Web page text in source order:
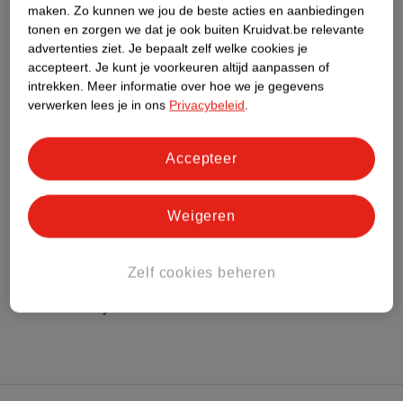
Nature Impact Score
Dit product heeft (nog) geen Nature
Impact Score.
Meer informatie
Bestel & Bezorginformatie
Bekijk ook
Fruit-tella Alle Kauwsnoep
Hoe controleren wij de reviews?
maken. Zo kunnen we jou de beste acties en aanbiedingen
tonen en zorgen we dat je ook buiten Kruidvat.be relevante
advertenties ziet. Je bepaalt zelf welke cookies je
accepteert. Je kunt je voorkeuren altijd aanpassen of
intrekken. Meer informatie over hoe we je gegevens
verwerken lees je in ons Privacybeleid.
Zelf cookies beheren
Weigeren
Accepteer